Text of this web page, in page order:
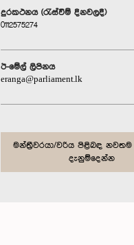
දුරකථනය (රැස්වීම් දිනවලදී)
0112575274
ඊ-මේල් ලිපිනය
eranga@parliament.lk
මන්ත්‍රීවරයා/වරිය පිළිබඳ
දැනුම්දෙන්න